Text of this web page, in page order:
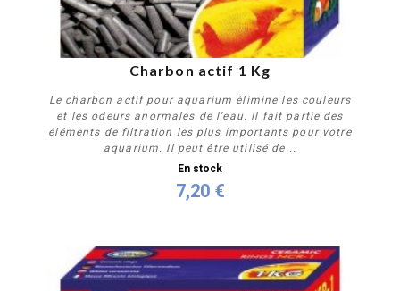
Charbon actif﻿ 1 Kg
Le charbon actif pour aquarium élimine les couleurs
et les odeurs anormales de l’eau. Il fait partie des
éléments de filtration les plus importants pour votre
aquarium. Il peut être utilisé de...
En stock
7,20 €